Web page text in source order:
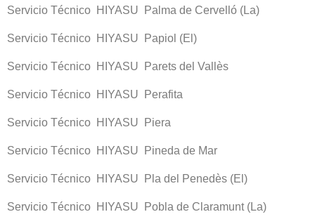
Servicio Técnico HIYASU Palma de Cervelló (La)
Servicio Técnico HIYASU Papiol (El)
Servicio Técnico HIYASU Parets del Vallès
Servicio Técnico HIYASU Perafita
Servicio Técnico HIYASU Piera
Servicio Técnico HIYASU Pineda de Mar
Servicio Técnico HIYASU Pla del Penedès (El)
Servicio Técnico HIYASU Pobla de Claramunt (La)